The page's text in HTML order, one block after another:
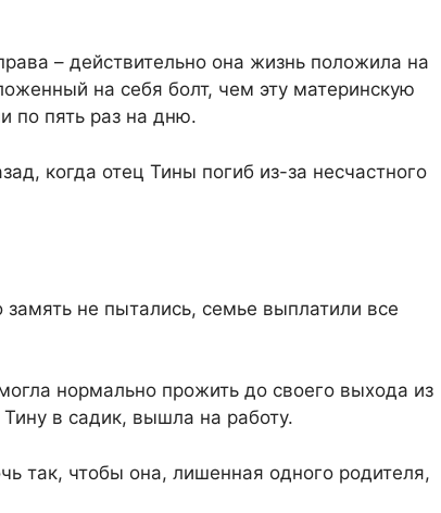
– действительно она жизнь положила на
на себя болт, чем эту материнскую
по пять раз на дню.
когда отец Тины погиб из-за несчастного
не пытались, семье выплатили все
нормально прожить до своего выхода из
в садик, вышла на работу.
так, чтобы она, лишенная одного родителя,